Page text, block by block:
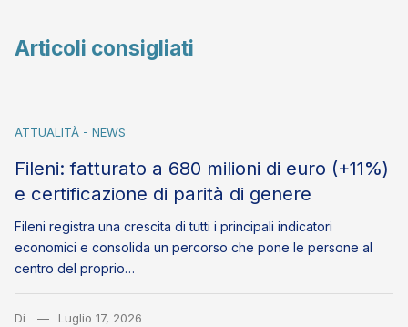
Articoli consigliati
ATTUALITÀ - NEWS
Fileni: fatturato a 680 milioni di euro (+11%)
e certificazione di parità di genere
Fileni registra una crescita di tutti i principali indicatori
economici e consolida un percorso che pone le persone al
centro del proprio…
Di Luglio 17, 2026